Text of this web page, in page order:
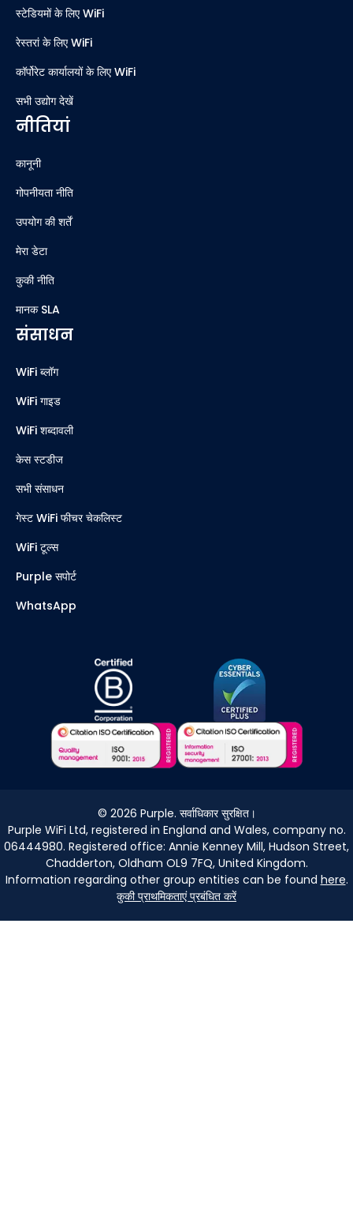
स्टेडियमों के लिए WiFi
रेस्तरां के लिए WiFi
कॉर्पोरेट कार्यालयों के लिए WiFi
सभी उद्योग देखें
नीतियां
कानूनी
गोपनीयता नीति
उपयोग की शर्तें
मेरा डेटा
कुकी नीति
मानक SLA
संसाधन
WiFi ब्लॉग
WiFi गाइड
WiFi शब्दावली
केस स्टडीज
सभी संसाधन
गेस्ट WiFi फीचर चेकलिस्ट
WiFi टूल्स
Purple सपोर्ट
WhatsApp
© 2026 Purple. सर्वाधिकार सुरक्षित।
Purple WiFi Ltd, registered in England and Wales, company no.
06444980. Registered office: Annie Kenney Mill, Hudson Street,
Chadderton, Oldham OL9 7FQ, United Kingdom.
Information regarding other group entities can be found here.
कुकी प्राथमिकताएं प्रबंधित करें